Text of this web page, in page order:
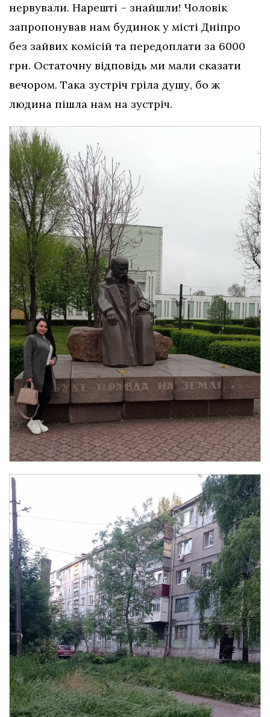
нервували. Нарешті – знайшли! Чоловік
запропонував нам будинок у місті Дніпро
без зайвих комісій та передоплати за 6000
грн. Остаточну відповідь ми мали сказати
вечором. Така зустріч гріла душу, бо ж
людина пішла нам на зустріч.